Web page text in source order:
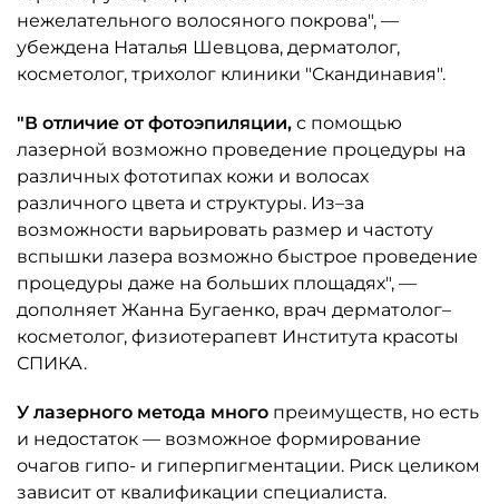
нежелательного волосяного покрова", —
убеждена Наталья Шевцова, дерматолог,
косметолог, трихолог клиники "Скандинавия".
"В отличие от фотоэпиляции, с помощью
лазерной возможно проведение процедуры на
различных фототипах кожи и волосах
различного цвета и структуры. Из–за
возможности варьировать размер и частоту
вспышки лазера возможно быстрое проведение
процедуры даже на больших площадях", —
дополняет Жанна Бугаенко, врач дерматолог–
косметолог, физиотерапевт Института красоты
СПИКА.
У лазерного метода много преимуществ, но есть
и недостаток — возможное формирование
очагов гипо- и гиперпигментации. Риск целиком
зависит от квалификации специалиста.